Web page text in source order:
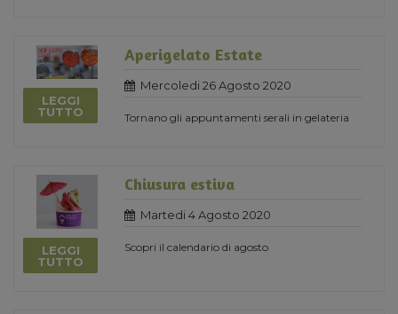
LEGGI
TUTTO
Aperigelato Estate
Mercoledi 26 Agosto 2020
Tornano gli appuntamenti serali in gelateria
LEGGI
TUTTO
Chiusura estiva
Martedi 4 Agosto 2020
Scopri il calendario di agosto